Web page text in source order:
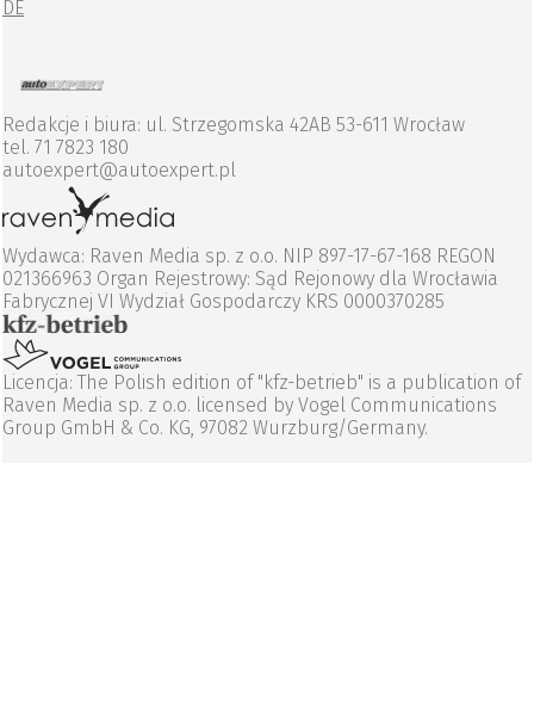
DE
Redakcje i biura: ul. Strzegomska 42AB 53-611 Wrocław
tel. 71 7823 180
autoexpert@autoexpert.pl
Wydawca: Raven Media sp. z o.o. NIP 897-17-67-168 REGON
021366963 Organ Rejestrowy: Sąd Rejonowy dla Wrocławia
Fabrycznej VI Wydział Gospodarczy KRS 0000370285
Licencja: The Polish edition of "kfz-betrieb" is a publication of
Raven Media sp. z o.o. licensed by Vogel Communications
Group GmbH & Co. KG, 97082 Wurzburg/Germany.